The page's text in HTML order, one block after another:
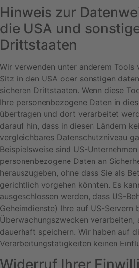
Hinweis zur
die USA und
Drittstaaten
Wir verwenden unter anderem Tools
Sitz in den USA oder sonstigen
sicheren Drittstaaten. Wenn diese
Ihre personenbezogene Daten in
übertragen und dort verarbeitet
darauf hin, dass in diesen Ländern
vergleichbares Datenschutzniveau
Beispielsweise sind US-
personenbezogene Daten an
herauszugeben, ohne dass Sie als
gerichtlich vorgehen könnten. Es
ausgeschlossen werden, dass US-
Geheimdienste) Ihre auf US-Servern
Überwachungszwecken verarbeiten,
dauerhaft speichern. Wir haben auf
Verarbeitungstätigkeiten keinen
Widerruf Ihrer